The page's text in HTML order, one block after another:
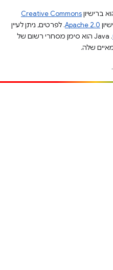
ברישיוןCreative Commons
Apache 2.0. לפרטים, ניתן לעיין
.‏ Java הוא סימן מסחרי רשום של